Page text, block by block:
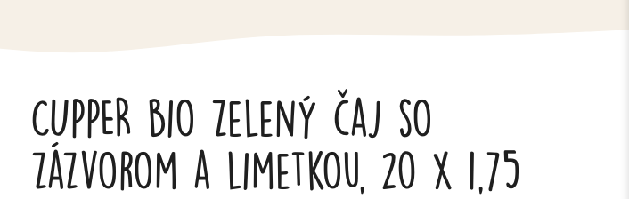
CUPPER bio zelený čaj so
zázvorom a limetkou, 20 x 1,75